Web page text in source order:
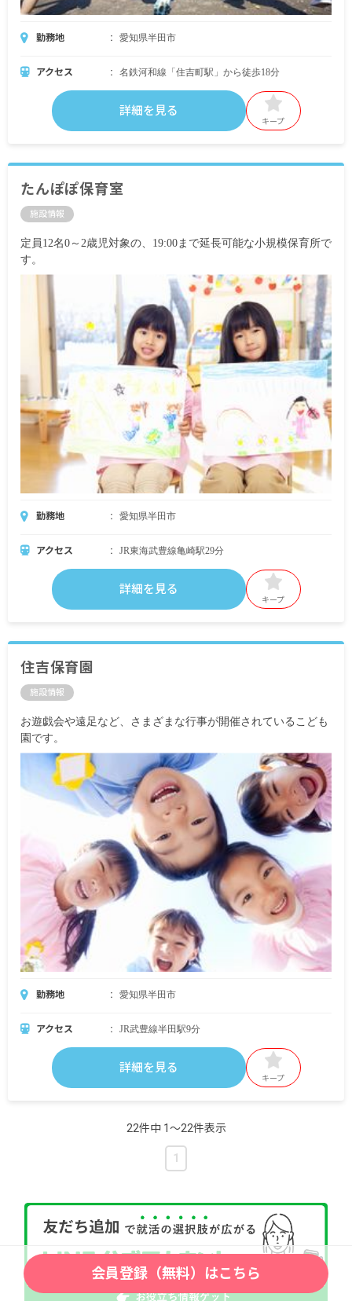
勤務地 愛知県半田市
アクセス 名鉄河和線「住吉町駅」から徒歩18分
詳細を見る
キープ
たんぽぽ保育室
施設情報
定員12名0～2歳児対象の、19:00まで延長可能な小規模保育所で
す。
勤務地 愛知県半田市
アクセス JR東海武豊線亀崎駅29分
詳細を見る
キープ
住吉保育園
施設情報
お遊戯会や遠足など、さまざまな行事が開催されているこども
園です。
勤務地 愛知県半田市
アクセス JR武豊線半田駅9分
詳細を見る
キープ
22件中 1〜22件表示
1
会員登録（無料）はこちら